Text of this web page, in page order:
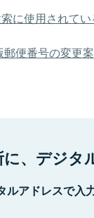
に使用されて
便番号の変更
、デジタ
ルアドレスで入